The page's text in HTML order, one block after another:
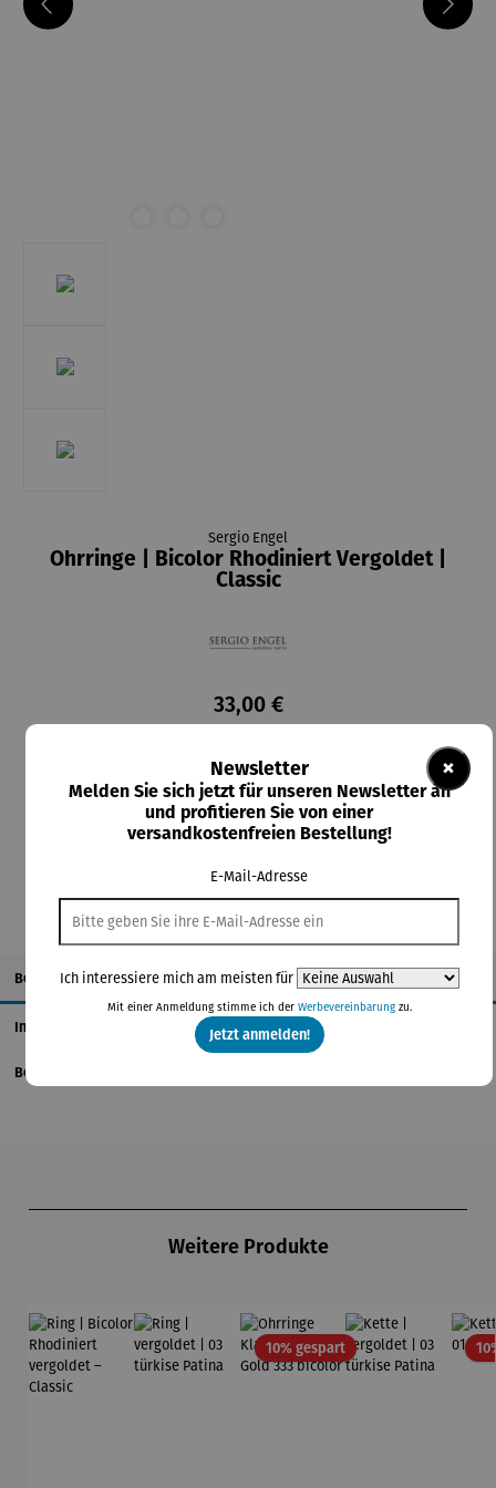
Sergio Engel
Ohrringe | Bicolor Rhodiniert Vergoldet |
Classic
33,00 €
Lieferzeit: 2-3 Tage
In den Warenkorb
Beschreibung
Informationen zum Hersteller
Bewertungen
Weitere Produkte
10% gespartRabatt
×
Newsletter
Melden Sie sich jetzt für unseren Newsletter an
und profitieren Sie von einer
versandkostenfreien Bestellung!
E-Mail-Adresse
Ich interessiere mich am meisten für
Mit einer Anmeldung stimme ich der Werbevereinbarungzu.
Jetzt anmelden!